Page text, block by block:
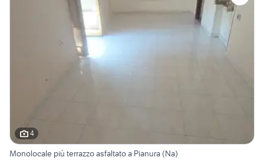
4
Monolocale più terrazzo asfaltato a Pianura (Na)